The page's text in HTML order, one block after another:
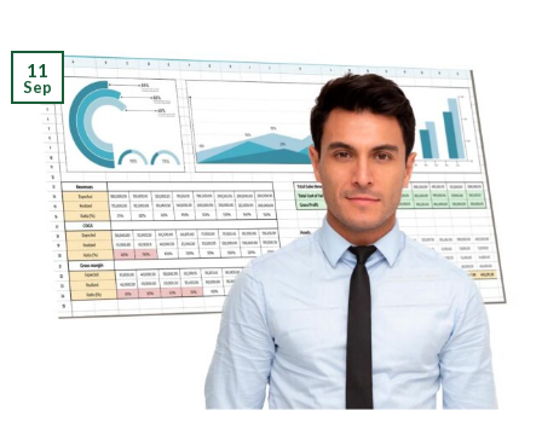
11
Sep